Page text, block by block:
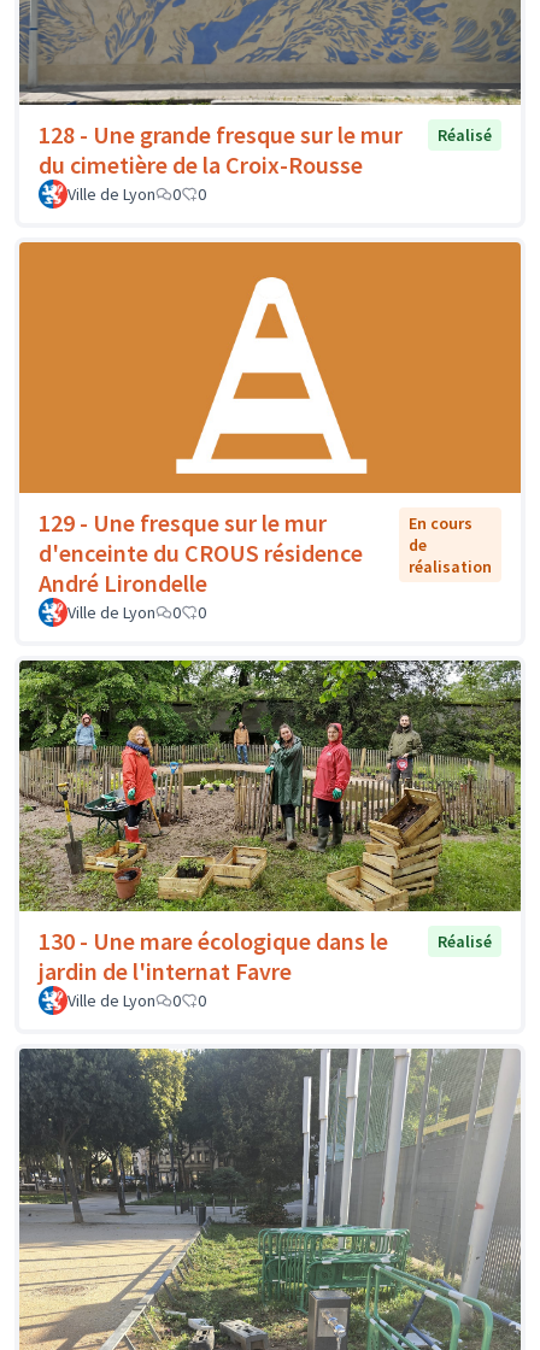
128 - Une grande fresque sur le mur
du cimetière de la Croix-Rousse
Réalisé
Ville de Lyon 0 0
129 - Une fresque sur le mur
d'enceinte du CROUS résidence
André Lirondelle
En cours
de
réalisation
Ville de Lyon 0 0
130 - Une mare écologique dans le
jardin de l'internat Favre
Réalisé
Ville de Lyon 0 0